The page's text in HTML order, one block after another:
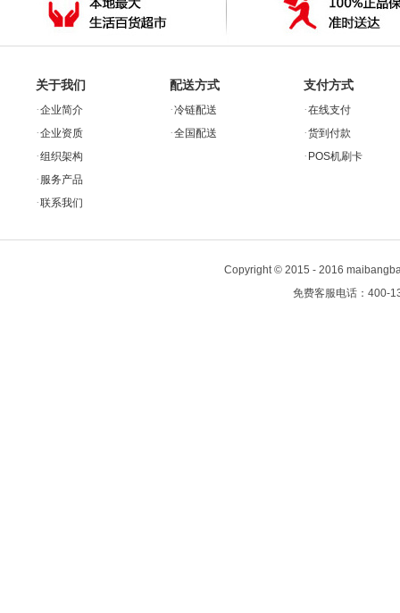
关于我们
·企业简介
·企业资质
·组织架构
· 服务产品
·联系我们
配送方式
·冷链配送
·全国配送
支付方式
·在线支付
·货到付款
· POS机刷卡
Copyright© 2015 - 2016
免费客服电话：400-